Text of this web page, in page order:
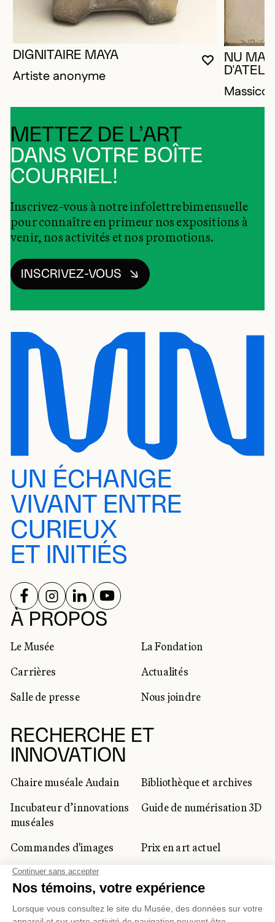
VOUS
FERMER
OUVRIR LA
DIGNITAIRE MAYA
Artiste anonyme
NU
METTEZ DE L’ART
DANS VOTRE BOÎTE
COURRIEL!
Inscrivez-vous à notre infolettre bimensuelle
pour connaître en primeur nos expositions à
venir, nos activités et nos promotions.
INSCRIVEZ-VOUS
UN ÉCHANGE
VIVANT ENTRE
CURIEUX
ET INITIÉS
À PROPOS
Le Musée
La Fondation
Carrières
Actualités
Salle de presse
Nous joindre
RECHERCHE ET
INNOVATION
Chaire muséale Audain
Bibliothèque et archives
Incubateur d’innovations
muséales
Guide de numérisation 3D
Commandes d'images
Prix en art actuel
Prix Lynne-Cohen
CLIENTÈLE CORPORATIVE
RÉSEAUX SOCIAUX
SUIVEZ-NOUS SUR
SUIVEZ-NOUS SUR
SUIVEZ-NOUS SUR
SUIVEZ-NOUS SUR